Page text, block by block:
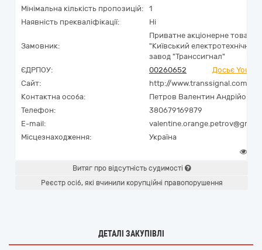
Мінімальна кількість пропозицій:
1
Наявність прекваліфікації:
Ні
Замовник:
Приватне акціонерне
"Київський електротехнічний
завод "Транссигнал"
ЄДРПОУ:
00260652
Досьє
Сайт:
http://www.transsignal.com.ua
Контактна особа:
Петров Валентин Андрійович
Телефон:
380679169879
E-mail:
Місцезнаходження:
Україна
Витяг про відсутність судимості
Реєстр осіб, які вчинили корупційні правопорушення
ДЕТАЛІ ЗАКУПІВЛІ